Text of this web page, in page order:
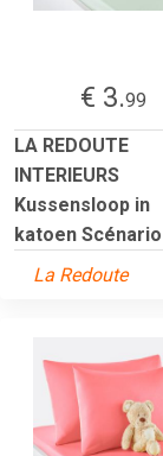
€ 3.99
LA REDOUTE
INTERIEURS
Kussensloop in
katoen Scénario
La Redoute